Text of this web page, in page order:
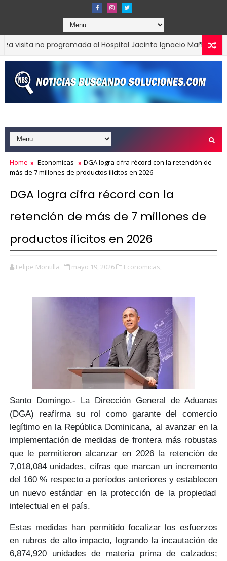
no programada al Hospital Jacinto Ignacio Mañón
Home Economicas
DGA logra cifra récord con la retención de
más de 7 millones de productos ilícitos en 2026
DGA logra cifra récord con la
retención de más de 7 millones de
productos ilícitos en 2026
Felipe Montilla mayo 19, 2026 Economicas,
Santo Domingo.- La Dirección General de Aduanas
(DGA) reafirma su rol como garante del comercio
legítimoen la República Dominicana, al avanzar en la
implementación de medidas defrontera más robustas
que le permitieron alcanzar en 2026 la retención de
7,018,084 unidades, cifras que marcan un incremento
del 160 % respecto a períodos anteriores yestablecen
un nuevo estándar en la protección de la propiedad
intelectual en el país.
Estas medidas han permitido focalizar los esfuerzos
en rubros de alto impacto, logrando la incautación de
6,874,920 unidades de materia prima de calzados;